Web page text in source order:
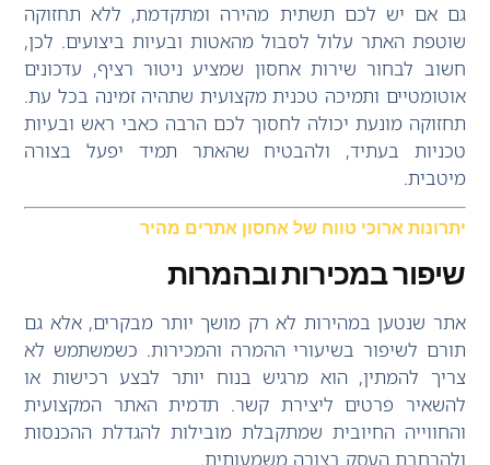
גם אם יש לכם תשתית מהירה ומתקדמת, ללא תחזוקה
שוטפת האתר עלול לסבול מהאטות ובעיות ביצועים. לכן,
חשוב לבחור שירות אחסון שמציע ניטור רציף, עדכונים
אוטומטיים ותמיכה טכנית מקצועית שתהיה זמינה בכל עת.
תחזוקה מונעת יכולה לחסוך לכם הרבה כאבי ראש ובעיות
טכניות בעתיד, ולהבטיח שהאתר תמיד יפעל בצורה
מיטבית.
יתרונות ארוכי טווח של אחסון אתרים מהיר
שיפור במכירות ובהמרות
אתר שנטען במהירות לא רק מושך יותר מבקרים, אלא גם
תורם לשיפור בשיעורי ההמרה והמכירות. כשמשתמש לא
צריך להמתין, הוא מרגיש בנוח יותר לבצע רכישות או
להשאיר פרטים ליצירת קשר. תדמית האתר המקצועית
והחווייה החיובית שמתקבלת מובילות להגדלת ההכנסות
ולהרחבת העסק בצורה משמעותית.